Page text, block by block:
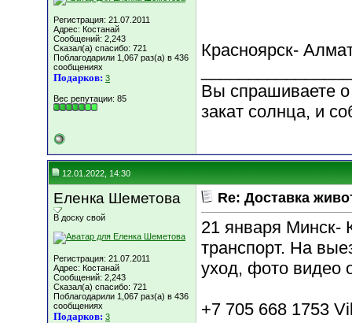
Регистрация: 21.07.2011
Адрес: Костанай
Сообщений: 2,243
Сказал(а) спасибо: 721
Поблагодарили 1,067 раз(а) в 436
сообщениях
Подарков: 3
Вес репутации: 85
Красноярск-
Вы спрашиваете
закат солнца, и
12.01.2022, 14:30
Еленка Шеметова
В доску свой
Регистрация: 21.07.2011
Адрес: Костанай
Сообщений: 2,243
Сказал(а) спасибо: 721
Поблагодарили 1,067 раз(а) в 436
сообщениях
Подарков: 3
Re: Доставка
21 января Минск-
транспорт. На
уход, фото видео
+7 705 668 1753